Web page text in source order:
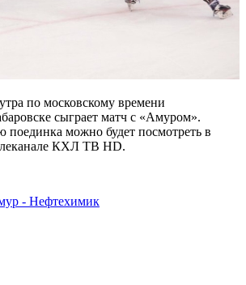
по московскому времени
сыграет матч с «Амуром».
можно будет посмотреть в
КХЛ ТВ HD.
- Нефтехимик